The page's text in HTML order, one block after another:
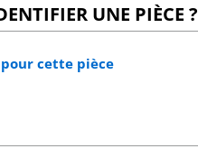
UNE PIÈCE ?
cette pièce